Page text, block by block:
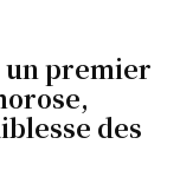
un premier
des